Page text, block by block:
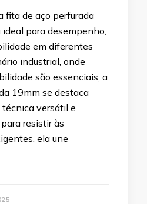
fita de aço perfurada
para desempenho,
em diferentes
industrial, onde
são essenciais, a
19mm se destaca
técnica versátil e
resistir às
ela une